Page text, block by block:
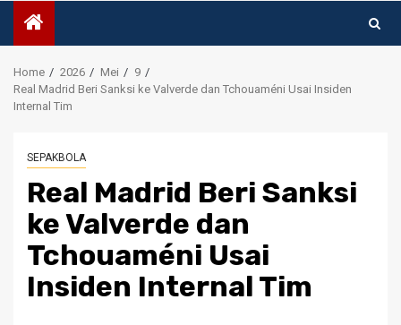
Home 2026 Mei
9
Real Madrid Beri Sanksi ke Valverde dan Tchouaméni Usai Insiden
Internal Tim
SEPAKBOLA
Real Madrid Beri Sanksi
ke Valverde dan
Tchouaméni Usai
Insiden Internal Tim